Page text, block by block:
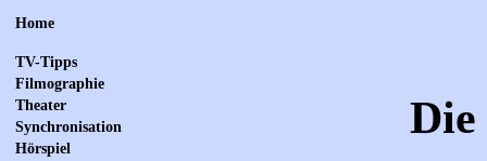
Home
TV-Tipps
Filmographie
Theater
Synchronisation
Hörspiel
Die